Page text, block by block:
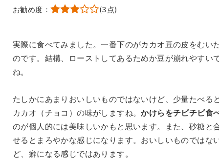
お勧め度： (3 点)
実際に食べてみました。一番下のがカカオ豆の皮をむい
のです。結構、ローストしてあるためか豆が崩れやすい
ね。
たしかにあまりおいしいものではないけど、少量たべる
カカオ（チョコ）の味がしますね。かけらをチビチビ食
のが個人的には美味しいかもと思います。また、砂糖と
せるとまろやかな感じになります。おいしいものではな
ど、癖になる感じではあります。